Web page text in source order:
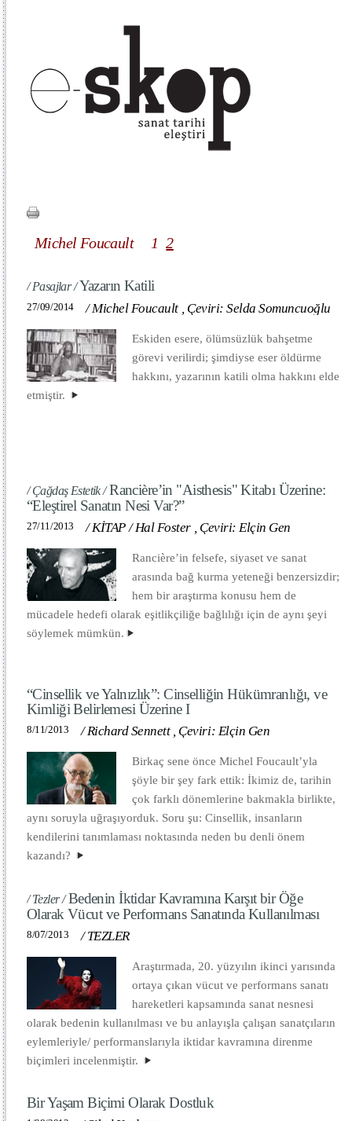
Michel Foucault 1 2
/ Pasajlar /Yazarın Katili
27/09/2014 /Michel Foucault , Çeviri: Selda Somuncuoğlu
Eskiden esere, ölümsüzlük bahşetme
görevi verilirdi; şimdiyse eser öldürme
hakkını, yazarının katili olma hakkını elde
etmiştir.
/ Çağdaş Estetik /Rancière’in "Aisthesis" Kitabı Üzerine:
“Eleştirel Sanatın Nesi Var?”
27/11/2013 /KİTAP /Hal Foster , Çeviri: Elçin Gen
Rancière’in felsefe, siyaset ve sanat
arasında bağ kurma yeteneği benzersizdir;
hem bir araştırma konusu hem de
mücadele hedefi olarak eşitlikçiliğe bağlılığı için de aynı şeyi
söylemek mümkün.
“Cinsellik ve Yalnızlık”: Cinselliğin Hükümranlığı, ve
Kimliği Belirlemesi Üzerine I
8/11/2013 /Richard Sennett , Çeviri: Elçin Gen
Birkaç sene önce Michel Foucault’yla
şöyle bir şey fark ettik: İkimiz de, tarihin
çok farklı dönemlerine bakmakla birlikte,
aynı soruyla uğraşıyorduk. Soru şu: Cinsellik, insanların
kendilerini tanımlaması noktasında neden bu denli önem
kazandı?
/ Tezler /Bedenin İktidar Kavramına Karşıt bir Öğe
Olarak Vücut ve Performans Sanatında Kullanılması
8/07/2013 /TEZLER
Araştırmada, 20. yüzyılın ikinci yarısında
ortaya çıkan vücut ve performans sanatı
hareketleri kapsamında sanat nesnesi
olarak bedenin kullanılması ve bu anlayışla çalışan sanatçıların
eylemleriyle/ performanslarıyla iktidar kavramına direnme
biçimleri incelenmiştir.
Bir Yaşam Biçimi Olarak Dostluk